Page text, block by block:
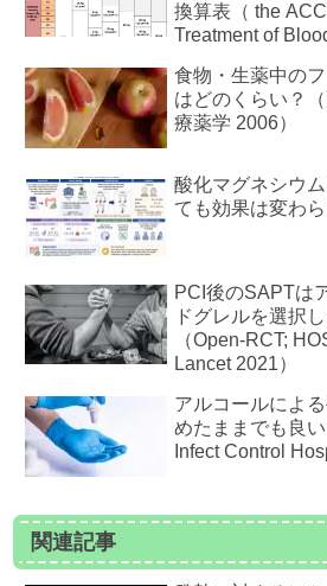
換算表（ the
Treatment of
食物・生薬中の
はどのくらい？
療薬学 2006）
酸化マグネシウ
ても効果は変わら
PCI後のSAPTは
ドグレルを選択
（Open-RCT;
Lancet 2021）
アルコールによ
めたままでも良
Infect Control
関連記事